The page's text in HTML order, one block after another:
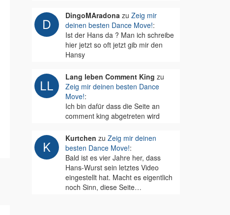
DingoMAradonazu Zeig mir
deinen besten Dance Move!:
Ist der Hans da ? Man ich schreibe
hier jetzt so oft jetzt gib mir den
Hansy
Lang leben Comment King zu
Zeig mir deinen besten Dance
Move!:
Ich bin dafür dass die Seite an
comment king abgetreten wird
Kurtchen zu Zeig mir deinen
besten Dance Move!:
Bald ist es vier Jahre her, dass
Hans-Wurst sein letztes Video
eingestellt hat. Macht es eigentlich
noch Sinn, diese Seite…